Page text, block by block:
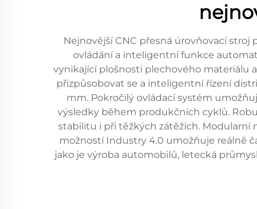
Nejnovější CNC přesná úrovňovací
ovládání a inteligentní funkce
vynikající plošnosti plechového materiálu
přizpůsobovat se a inteligentní řízení
mm. Pokročilý ovládací systém
výsledky během produkčních cyklů.
stabilitu i při těžkých zátěžích.
možností Industry 4.0 umožňuje reálně
jako je výroba automobilů, letecká